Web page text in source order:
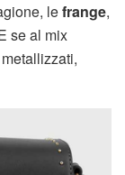
lefrange,
se al mix